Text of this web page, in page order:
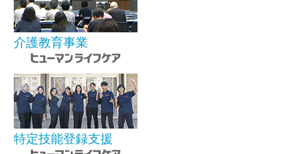
介護教育事業
特定技能登録支援